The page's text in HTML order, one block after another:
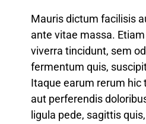
Mauris dictum facilisis
ante vitae massa.
viverra tincidunt, sem
fermentum quis,
Itaque earum rerum
aut perferendis
ligula pede, sagittis